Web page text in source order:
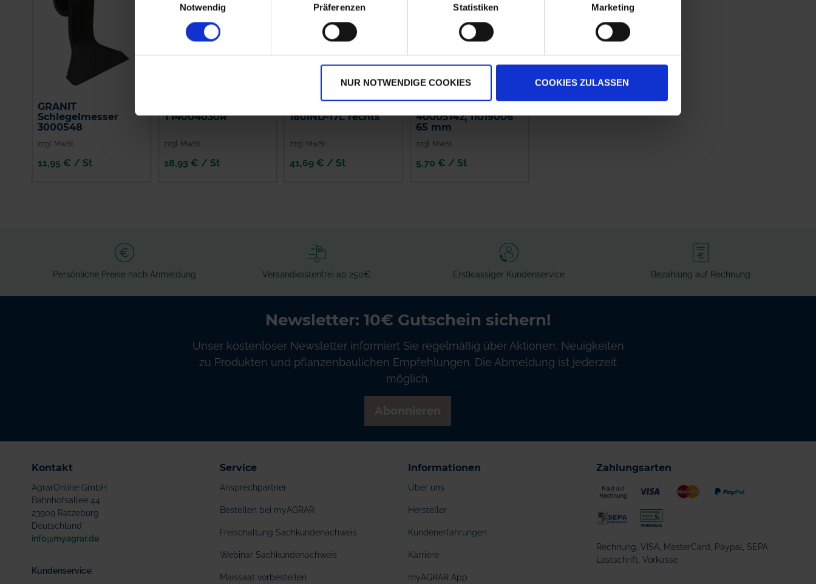
Notwendig
Präferenzen Statistiken Marketing
NUR NOTWENDIGE COOKIES COOKIES ZULASSEN
GRANIT
Schlegelmesser
3000548
zzgl. MwSt.
11,95 € / St
T14004030R
zzgl. MwSt.
18,93 € / St
180IND-17L rechts
zzgl. MwSt.
41,69 € / St
40005142, 11019006
65 mm
zzgl. MwSt.
5,70 € / St
Persönliche Preise nach Anmeldung Versandkostenfrei ab 250€ Erstklassiger Kundenservice Bezahlung auf Rechnung
Newsletter: 10€ Gutschein sichern!
Unser kostenloser Newsletter informiert Sie regelmäßig über Aktionen, Neuigkeiten
zu Produkten und pflanzenbaulichen Empfehlungen. Die Abmeldung ist jederzeit
möglich.
Kontakt
AgrarOnline GmbH
Bahnhofsallee 44
23909 Ratzeburg
Deutschland
info@myagrar.de
Kundenservice:
Service
Ansprechpartner
Bestellen bei myAGRAR
Freischaltung Sachkundenachweis
Webinar Sachkundenachweis
Maissaat vorbestellen
Informationen
Über uns
Hersteller
Kundenerfahrungen
Karriere
myAGRAR App
Zahlungsarten
Rechnung, VISA, MasterCard, Paypal, SEPA
Lastschrift, Vorkasse